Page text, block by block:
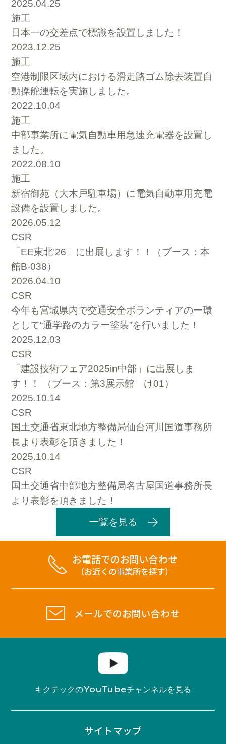
2025.04.25
施工
日本一の交差点で標識を設置しました！
2023.12.25
施工
空港制限区域内における滑走路ゴム除去装置自
動操舵運転を実施しました。
2022.10.04
施工
中部事業所に電気自動車用急速充電器を設置し
ました。
2022.08.10
施工
新宿御苑（大木戸駐車場）に電気自動車用充電
設備を設置しました。
2026.05.12
CSR
「EE東北’26」に出展します！！（ブース：本
館B-038）
2026.04.10
CSR
今年も宮城県内で交通安全ボランティアの一環
として“通学路のカラー塗装”を行いました！
2025.12.03
CSR
「建設技術フェア2025in中部」に出展しま
す！！ （ブース：第3展示館 け01）
2025.10.14
CSR
国土交通省東北地方整備局仙台河川国道事務所
長より表彰を頂きました！
2025.10.14
CSR
国土交通省中部地方整備局名古屋国道事務所長
より表彰を頂きました！
一覧を見る
お電話でのお問い合わせ
（お近くの事業所を探す）
メールでのお問い合わせ
キクテックのYouTubeチャンネルを見る
サイトマップ